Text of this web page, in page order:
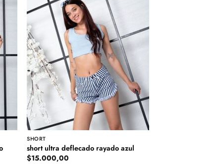
SHORT
short ultra deflecado rayado azul
$15.000,00